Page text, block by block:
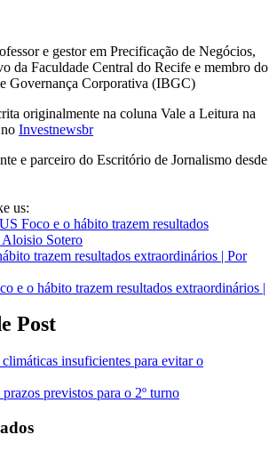
e gestor em Precificação de Negócios,
da Faculdade Central do Recife e membro do
Governança Corporativa (IBGC)
originalmente na coluna Vale a Leitura na
Investnewsbr
e parceiro do Escritório de Jornalismo desde
us:
Post
climáticas insuficientes para evitar o
previstos para o 2º turno